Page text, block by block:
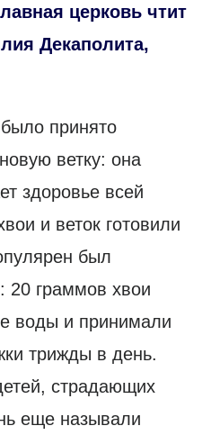
церковь чтит
Декаполита,
принято
ветку: она
здоровье всей
и веток готовили
был
20 граммов хвои
воды и принимали
трижды в день.
страдающих
еще называли